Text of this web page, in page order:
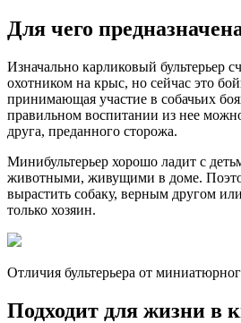
Для чего
Изначально карликовый бультерьер
охотником на крыс, но сейчас это
принимающая участие в собачьих
правильном воспитании из нее
друга, преданного сторожа.
Минибультерьер хорошо ладит с
животными, живущими в доме.
вырастить собаку, верным другом
только хозяин.
Отличия бультерьера от
Подходит для жизни в